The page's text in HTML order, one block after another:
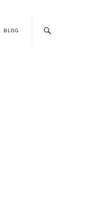
BLOG